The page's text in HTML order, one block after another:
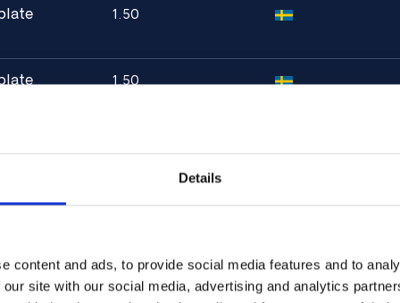
Details
content and ads, to provide social media features and to
site with our social media, advertising and analytics
eller saltsyre)
1.50
1.50
2.50